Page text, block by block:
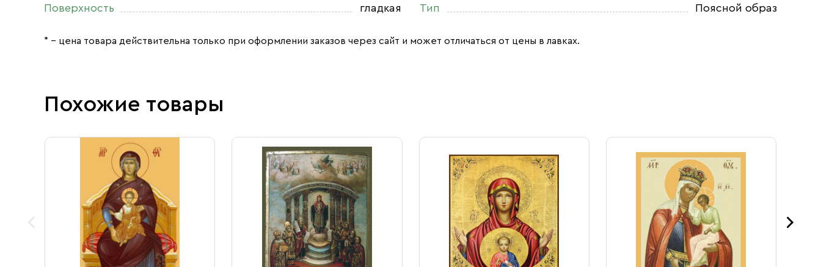
Поверхность гладкая Тип Поясной образ
* – цена товара действительна только при оформлении заказов через сайт и может отличаться от цены в лавках.
Похожие товары